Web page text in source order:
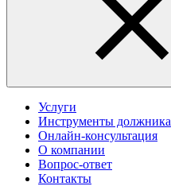
Услуги
Инструменты должника
Онлайн-консультация
О компании
Вопрос-ответ
Контакты